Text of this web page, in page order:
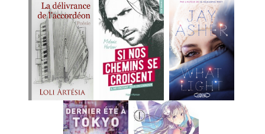
MES FUTURES
LECTURES
MES CRITIQUES
MES ARTICLES
MARION
MES FUTURES
LECTURES
MES CRITIQUES